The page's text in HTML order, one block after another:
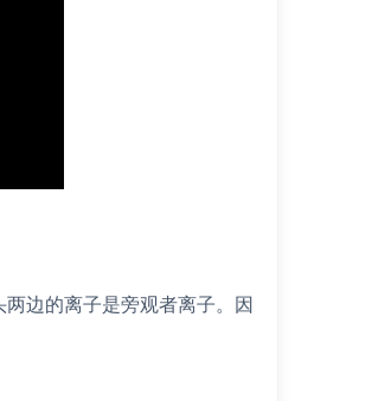
边的离子是旁观者离子。因